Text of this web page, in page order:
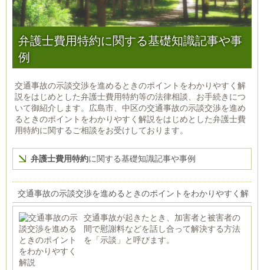
弁護士費用特約に関する基礎知識記事や事
例
交通事故の示談交渉を進めるときのポイントをわかりやすく解
説をはじめとした弁護士費用特約等の法律相談、お手続きにつ
いて御紹介します。広島市、中区の交通事故の示談交渉を進め
るときのポイントをわかりやすく解説をはじめとした弁護士費
用特約に関するご相談をお受けしております。
弁護士費用特約に関する基礎知識記事や事例
交通事故の示談交渉を進めるときのポイントをわかりやすく解
説
交通事故が起きたとき、加害者と被害者の
間で慰謝料などを話し合って解決する方法
を「示談」と呼びます。